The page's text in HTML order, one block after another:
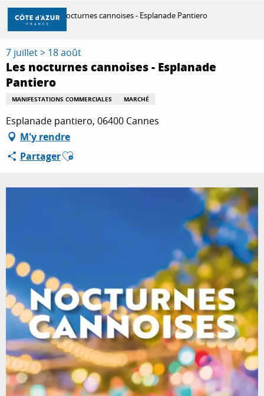
Aller
contenu
principal
DÉCOUVRIR
À FAIRE
SÉJOURNER
Accueil Les nocturnes cannoises - Esplanade Pantiero
7 juillet > 18 août
Les nocturnes cannoises - Esplanade
Pantiero
MANIFESTATIONS COMMERCIALES MARCHÉ
Esplanade pantiero, 06400 Cannes
M'y rendre
PartagerAjouter aux favoris